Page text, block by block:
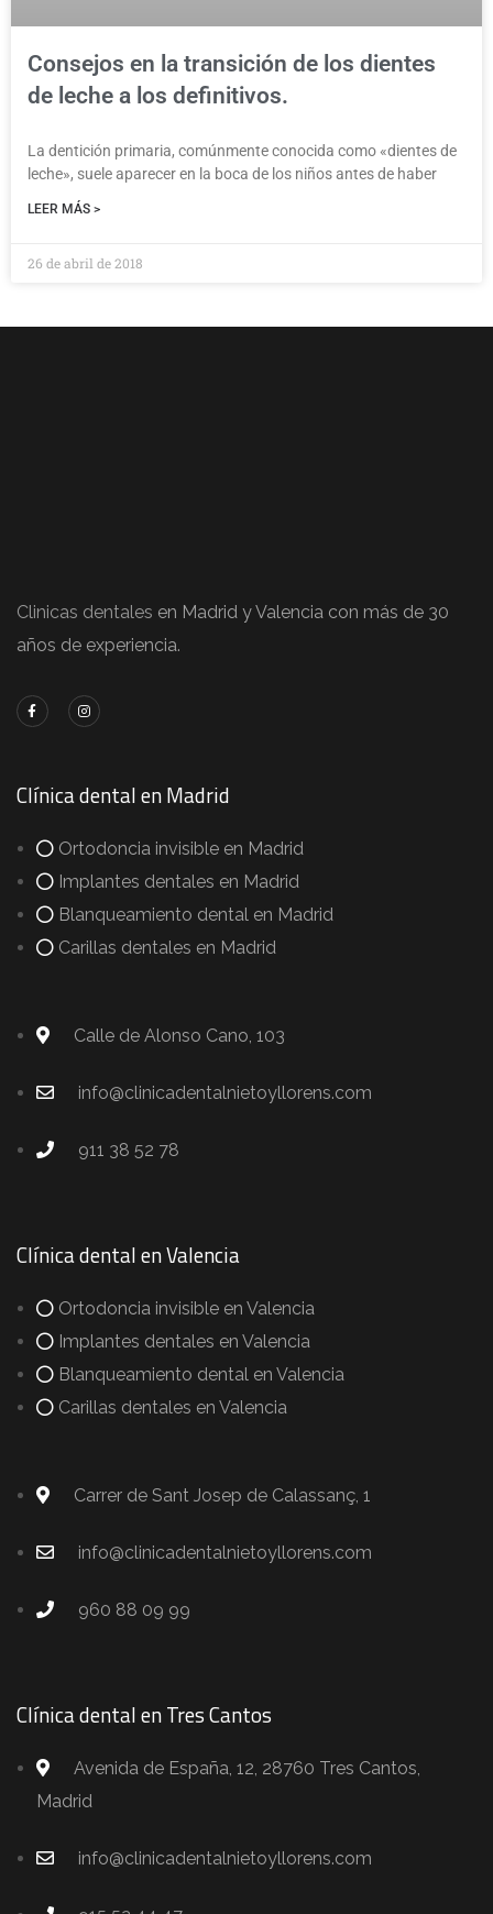
Consejos en la transición de los dientes
de leche a los definitivos.
La dentición primaria, comúnmente conocida como «dientes de
leche», suele aparecer en la boca de los niños antes de haber
LEER MÁS >
26 de abril de 2018
Clinicas dentales en Madrid y Valencia con más de 30
años de experiencia.
Clínica dental en Madrid
Ortodoncia invisible en Madrid
Implantes dentales en Madrid
Blanqueamiento dental en Madrid
Carillas dentales en Madrid
Calle de Alonso Cano, 103
info@clinicadentalnietoyllorens.com
911 38 52 78
Clínica dental en Valencia
Ortodoncia invisible en Valencia
Implantes dentales en Valencia
Blanqueamiento dental en Valencia
Carillas dentales en Valencia
Carrer de Sant Josep de Calassanç, 1
info@clinicadentalnietoyllorens.com
960 88 09 99
Clínica dental en Tres Cantos
Avenida de España, 12, 28760 Tres Cantos,
Madrid
info@clinicadentalnietoyllorens.com